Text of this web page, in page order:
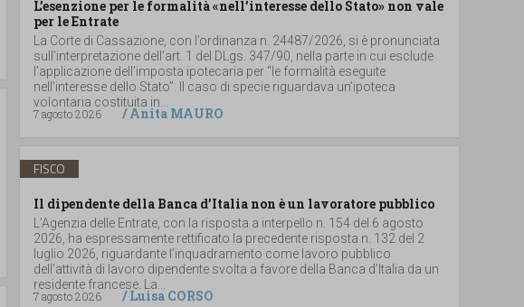
L’esenzione per le formalità «nell’interesse dello Stato» non vale
per le Entrate
La Corte di Cassazione, con l’ordinanza n. 24487/2026, si è pronunciata
sull’interpretazione dell’art. 1 del DLgs. 347/90, nella parte in cui esclude
l’applicazione dell’imposta ipotecaria per “le formalità eseguite
nell’interesse dello Stato”. Il caso di specie riguardava un’ipoteca
volontaria costituita in...
7 agosto 2026
/Anita MAURO
FISCO
Il dipendente della Banca d’Italia non è un lavoratore pubblico
L’Agenzia delle Entrate, con la risposta a interpello n. 154 del 6 agosto
2026, ha espressamente rettificato la precedente risposta n. 132 del 2
luglio 2026, riguardante l’inquadramento come lavoro pubblico
dell’attività di lavoro dipendente svolta a favore della Banca d’Italia da un
residente francese. La...
7 agosto 2026
/Luisa CORSO